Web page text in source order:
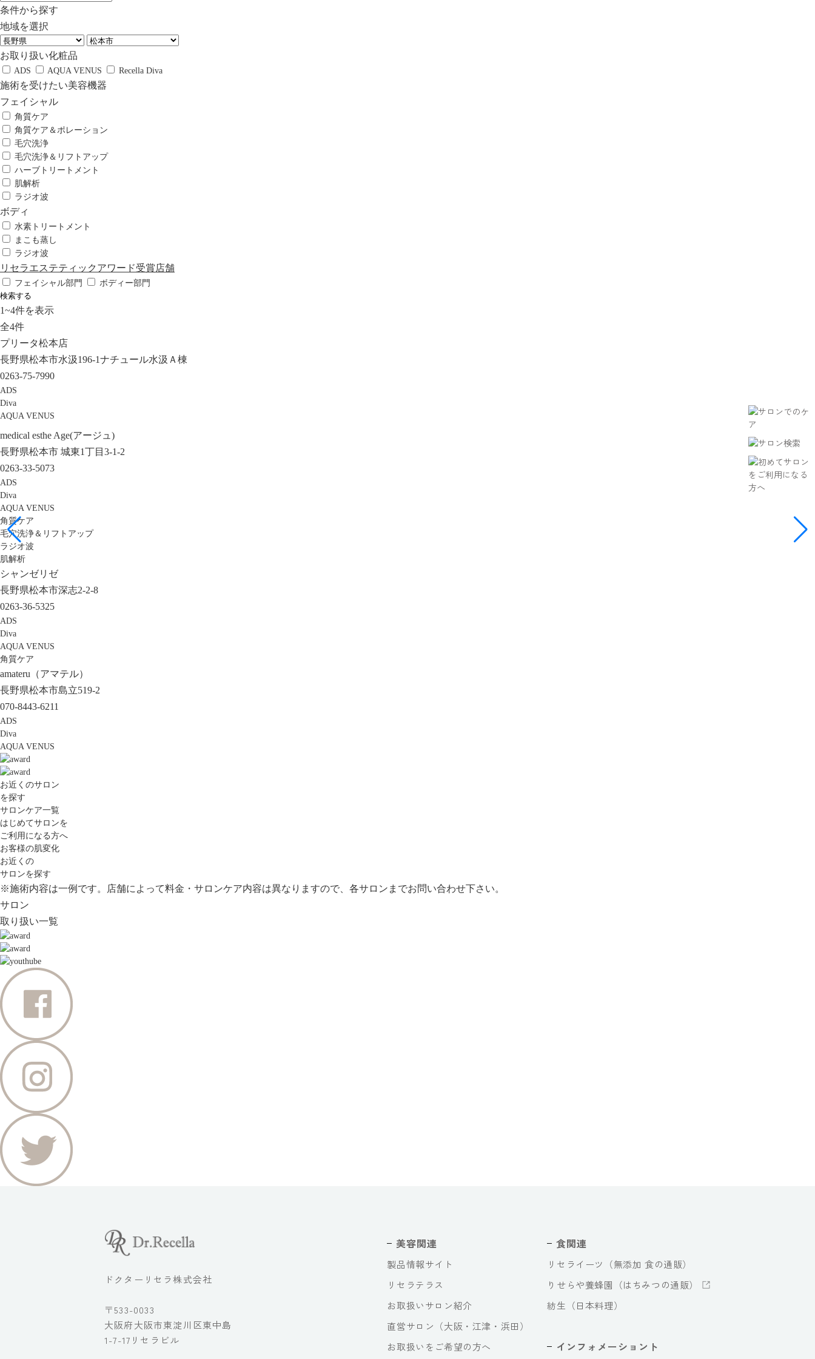
条件から探す
地域を選択
お取り扱い化粧品
ADS AQUA VENUS Recella Diva
施術を受けたい美容機器
フェイシャル
角質ケア
角質ケア＆ポレーション
毛穴洗浄
毛穴洗浄＆リフトアップ
ハーブトリートメント
肌解析
ラジオ波
ボディ
水素トリートメント
まこも蒸し
ラジオ波
リセラエステティックアワード受賞店舗
フェイシャル部門
ボディー部門
検索する
1~4件を表示
全4件
プリータ松本店
長野県松本市水汲196-1ナチュール水汲Ａ棟
0263-75-7990
ADS
Diva
AQUA VENUS
medical esthe Age(アージュ)
長野県松本市 城東1丁目3-1-2
0263-33-5073
ADS
Diva
AQUA VENUS
角質ケア
毛穴洗浄＆リフトアップ
ラジオ波
肌解析
シャンゼリゼ
長野県松本市深志2-2-8
0263-36-5325
ADS
Diva
AQUA VENUS
角質ケア
amateru（アマテル）
長野県松本市島立519-2
070-8443-6211
ADS
Diva
AQUA VENUS
お近くのサロン
を探す
サロンケア一覧
はじめてサロンを
ご利用になる方へ
お客様の肌変化
お近くの
サロンを探す
※施術内容は一例です。店舗によって料金・サロンケア内容は異なりますので、各サロンまでお問い合わせ下さい。
サロン
取り扱い一覧
ドクターリセラ株式会社
〒533-0033
大阪府大阪市東淀川区東中島
1-7-17リセラビル
美容関連
製品情報サイト
リセラテラス
お取扱いサロン紹介
直営サロン（大阪・江津・浜田）
お取扱いをご希望の方へ
食関連
リセライーツ（無添加 食の通販）
りせらや養蜂園（はちみつの通販）
紡生（日本料理）
インフォメーショント